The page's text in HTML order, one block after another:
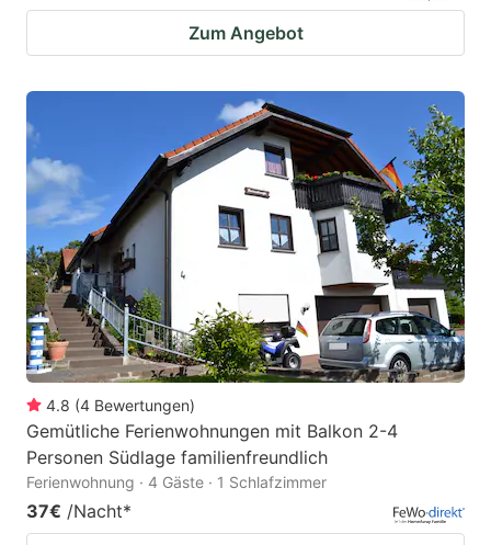
Zum Angebot
4.8 (4 Bewertungen)
Gemütliche Ferienwohnungen mit Balkon 2-4
Personen Südlage familienfreundlich
Ferienwohnung · 4 Gäste · 1 Schlafzimmer
37€ /Nacht*